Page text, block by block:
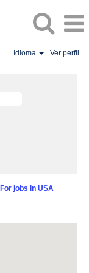
Idioma Ver perfil
For jobs in USA